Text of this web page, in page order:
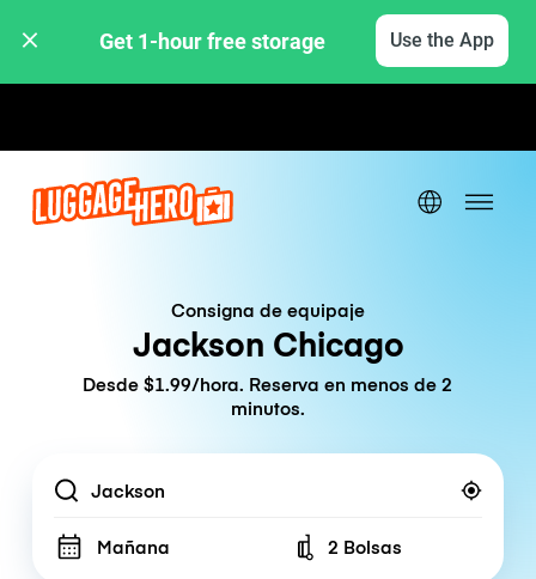
Get 1-hour free storage Use the App
Consigna de equipaje
Jackson Chicago
Desde $1.99/hora. Reserva en menos de 2
minutos.
Location
Mañana Number of bags
2 Bolsas